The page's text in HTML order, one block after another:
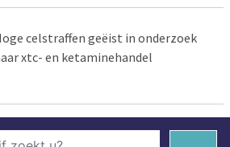
celstraffen geëist in onderzoek
xtc- en ketaminehandel